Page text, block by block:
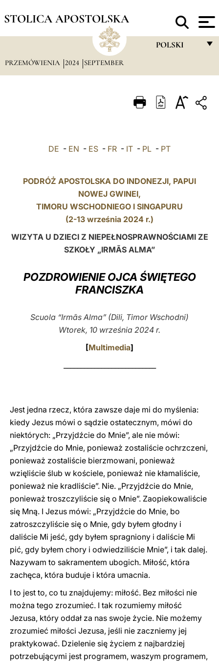
STOLICA APOSTOLSKA
POLSKI
ITALIANO
POLSKI
LATINE
PRZEMÓWIENIA 2024 SEPTEMBER
DE - EN - ES - FR - IT - PL - PT
PODRÓŻ APOSTOLSKA DO INDONEZJI, PAPUI
NOWEJ GWINEI,
TIMORU WSCHODNIEGO I SINGAPURU
(2-13 września 2024 r.)
WIZYTA U DZIECI Z NIEPEŁNOSPRAWNOŚCIAMI ZE
SZKOŁY „IRMÃS ALMA”
POZDROWIENIE OJCA ŚWIĘTEGO
FRANCISZKA
Scuola “Irmãs Alma” (Dili, Timor Wschodni)
Wtorek, 10 września 2024 r.
[Multimedia]
Jest jedna rzecz, która zawsze daje mi do myślenia:
kiedy Jezus mówi o sądzie ostatecznym, mówi do
niektórych: „Przyjdźcie do Mnie”, ale nie mówi:
„Przyjdźcie do Mnie, ponieważ zostaliście ochrzczeni,
ponieważ zostaliście bierzmowani, ponieważ
wzięliście ślub w kościele, ponieważ nie kłamaliście,
ponieważ nie kradliście”. Nie. „Przyjdźcie do Mnie,
ponieważ troszczyliście się o Mnie”. Zaopiekowaliście
się Mną. I Jezus mówi: „Przyjdźcie do Mnie, bo
zatroszczyliście się o Mnie, gdy byłem głodny i
daliście Mi jeść, gdy byłem spragniony i daliście Mi
pić, gdy byłem chory i odwiedziliście Mnie”, i tak dalej.
Nazywam to sakramentem ubogich. Miłość, która
zachęca, która buduje i która umacnia.
I to jest to, co tu znajdujemy: miłość. Bez miłości nie
można tego zrozumieć. I tak rozumiemy miłość
Jezusa, który oddał za nas swoje życie. Nie możemy
zrozumieć miłości Jezusa, jeśli nie zaczniemy jej
praktykować. Dzielenie się życiem z najbardziej
potrzebującymi jest programem, waszym programem,